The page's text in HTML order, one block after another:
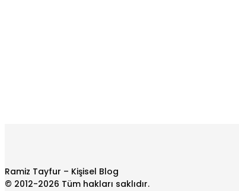
Ramiz Tayfur – Kişisel Blog
© 2012-2026 Tüm hakları saklıdır.